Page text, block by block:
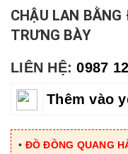
CHẬU LAN
TRƯNG BÀY
LIÊN HỆ:0987
Thêm vào
• ĐỒ ĐỒNG QUANG